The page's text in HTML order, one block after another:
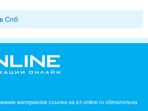
Спб
материалов ссылка на ict-online.ru обязательна